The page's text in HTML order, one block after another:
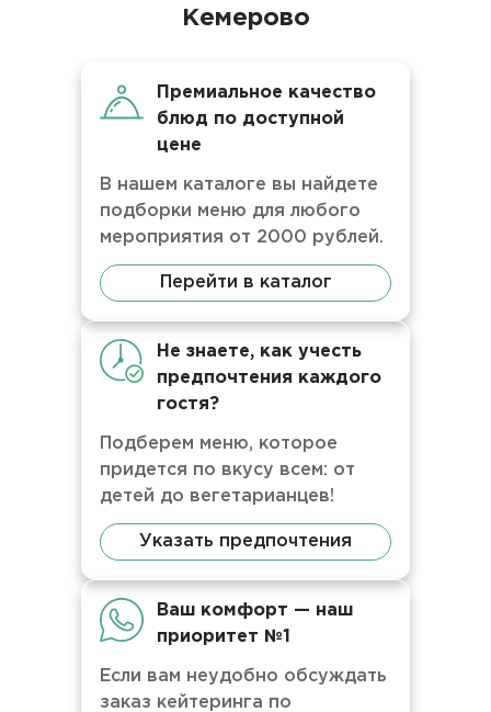
Кемерово
Премиальное качество
блюд по доступной
цене
В нашем каталоге вы найдете
подборки меню для любого
мероприятия от 2000 рублей.
Перейти в каталог
Не знаете, как учесть
предпочтения каждого
гостя?
Подберем меню, которое
придется по вкусу всем: от
детей до вегетарианцев!
Указать предпочтения
Ваш комфорт — наш
приоритет №1
Если вам неудобно обсуждать
заказ кейтеринга по